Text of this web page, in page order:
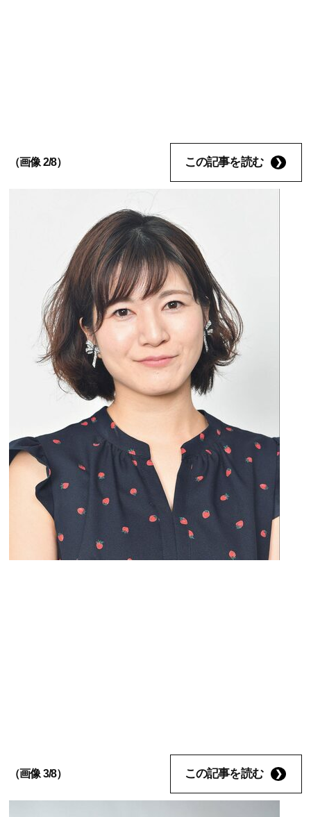
（画像 2/8） この記事を読む
（画像 3/8） この記事を読む